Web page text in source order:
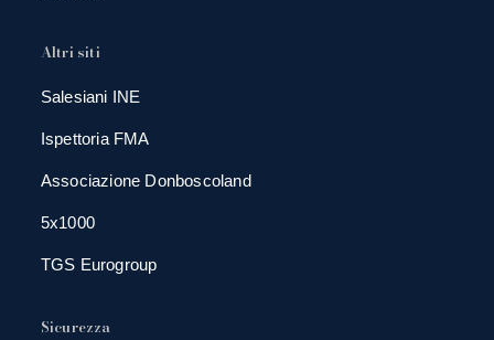
Altri siti
Salesiani INE
Ispettoria FMA
Associazione Donboscoland
5x1000
TGS Eurogroup
Sicurezza